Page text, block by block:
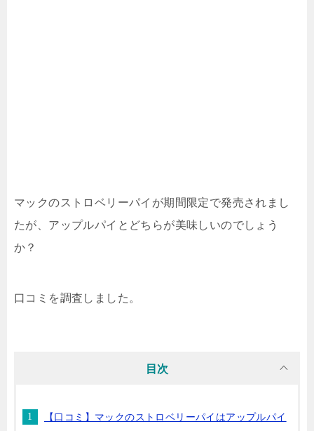
マックのストロベリーパイが期間限定で発売されまし
たが、アップルパイとどちらが美味しいのでしょう
か？
口コミを調査しました。
目次
【口コミ】マックのストロベリーパイはアップルパイ